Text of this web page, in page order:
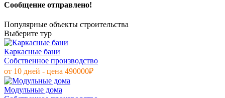
Сообщение отправлено!
Популярные объекты строительства
Выберите тур
Каркасные бани
Собственное производство
от 10 дней - цена 490000₽
Модульные дома